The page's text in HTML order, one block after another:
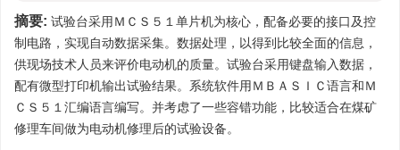
摘要: 试验台采用ＭＣＳ５１单片机为核心，配备必要的接口及控
制电路，实现自动数据采集。数据处理，以得到比较全面的信息，
供现场技术人员来评价电动机的质量。试验台采用键盘输入数据，
配有微型打印机输出试验结果。系统软件用ＭＢＡＳＩＣ语言和Ｍ
ＣＳ５１汇编语言编写。并考虑了一些容错功能，比较适合在煤矿
修理车间做为电动机修理后的试验设备。